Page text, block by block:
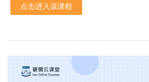
点击进入该课程